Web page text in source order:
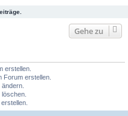
Gehe zu
erstellen.
Forum erstellen.
ändern.
löschen.